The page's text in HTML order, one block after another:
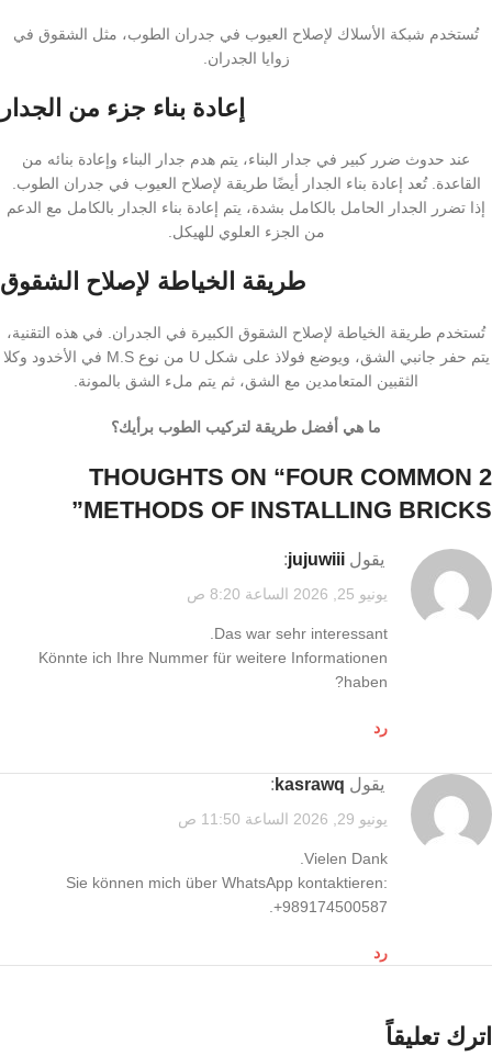
تُستخدم شبكة الأسلاك لإصلاح العيوب في جدران الطوب، مثل الشقوق في
زوايا الجدران.
إعادة بناء جزء من الجدار
عند حدوث ضرر كبير في جدار البناء، يتم هدم جدار البناء وإعادة بنائه من
القاعدة. تُعد إعادة بناء الجدار أيضًا طريقة لإصلاح العيوب في جدران الطوب.
إذا تضرر الجدار الحامل بالكامل بشدة، يتم إعادة بناء الجدار بالكامل مع الدعم
من الجزء العلوي للهيكل.
طريقة الخياطة لإصلاح الشقوق
تُستخدم طريقة الخياطة لإصلاح الشقوق الكبيرة في الجدران. في هذه التقنية،
يتم حفر جانبي الشق، ويوضع فولاذ على شكل U من نوع M.S في الأخدود وكلا
الثقبين المتعامدين مع الشق، ثم يتم ملء الشق بالمونة.
ما هي أفضل طريقة لتركيب الطوب برأيك؟
2 THOUGHTS ON “
FOUR COMMON
METHODS OF INSTALLING BRICKS
”
يقول jujuwiii
:
يونيو 25, 2026 الساعة 8:20 ص
Das war sehr interessant.
Könnte ich Ihre Nummer für weitere Informationen
haben?
رد
يقول kasrawq
:
يونيو 29, 2026 الساعة 11:50 ص
Vielen Dank.
Sie können mich über WhatsApp kontaktieren:
+989174500587.
رد
اترك تعليقاً